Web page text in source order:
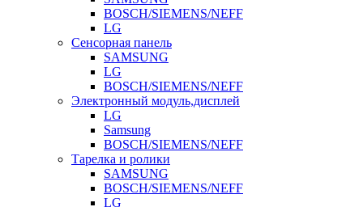
BOSCH/SIEMENS/NEFF
LG
Сенсорная панель
SAMSUNG
LG
BOSCH/SIEMENS/NEFF
Электронный модуль,дисплей
LG
Samsung
BOSCH/SIEMENS/NEFF
Тарелка и ролики
SAMSUNG
BOSCH/SIEMENS/NEFF
LG